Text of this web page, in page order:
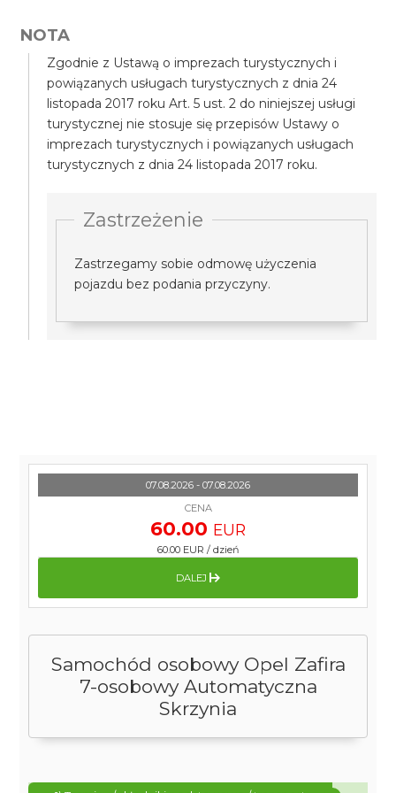
NOTA
Zgodnie z Ustawą o imprezach turystycznych i
powiązanych usługach turystycznych z dnia 24
listopada 2017 roku Art. 5 ust. 2 do niniejszej usługi
turystycznej nie stosuje się przepisów Ustawy o
imprezach turystycznych i powiązanych usługach
turystycznych z dnia 24 listopada 2017 roku.
Zastrzeżenie
Zastrzegamy sobie odmowę użyczenia
pojazdu bez podania przyczyny.
Samochód osobowy Opel Zafira
7-osobowy Automatyczna
Skrzynia
07.08.2026 - 07.08.2026
CENA
60.00 EUR
60.00 EUR / dzień
DALEJ